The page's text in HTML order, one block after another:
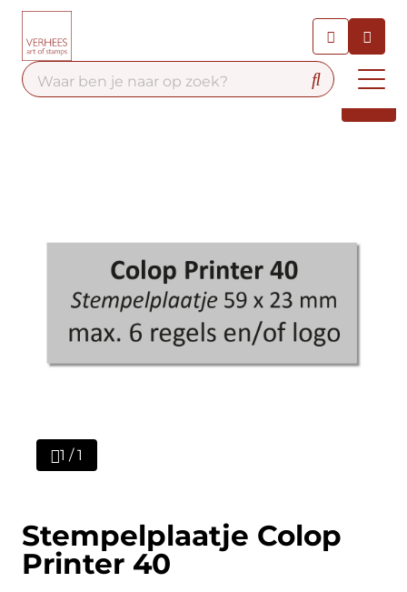
Contact
1 / 1
Stempelplaatje Colop
Printer 40